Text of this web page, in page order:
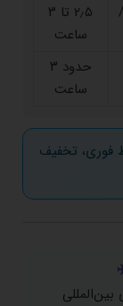
۲٫۵ تا ۳
ساعت
حدود ۳
ساعت
فوری، تخفیف